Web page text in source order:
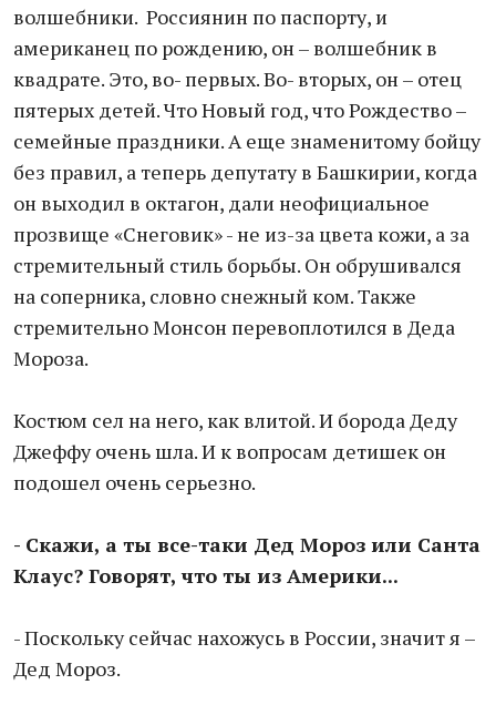
волшебники. Россиянин по паспорту, и
американец по рождению, он – волшебник в
квадрате. Это, во- первых. Во- вторых, он – отец
пятерых детей. Что Новый год, что Рождество –
семейные праздники. А еще знаменитому бойцу
без правил, а теперь депутату в Башкирии, когда
он выходил в октагон, дали неофициальное
прозвище «Снеговик» - не из-за цвета кожи, а за
стремительный стиль борьбы. Он обрушивался
на соперника, словно снежный ком. Также
стремительно Монсон перевоплотился в Деда
Мороза.
Костюм сел на него, как влитой. И борода Деду
Джеффу очень шла. И к вопросам детишек он
подошел очень серьезно.
- Скажи, а ты все-таки Дед Мороз или Санта
Клаус? Говорят, что ты из Америки...
- Поскольку сейчас нахожусь в России, значит я –
Дед Мороз.